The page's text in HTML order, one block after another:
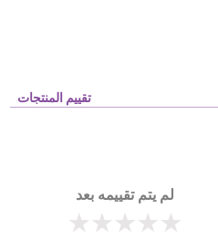
تقييم المنتجات
لم يتم تقييمه بعد